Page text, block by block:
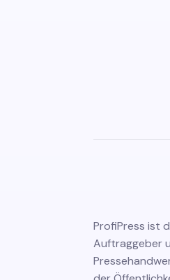
ProfiPress ist
Auftraggeber